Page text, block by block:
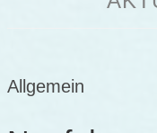
Allgemein